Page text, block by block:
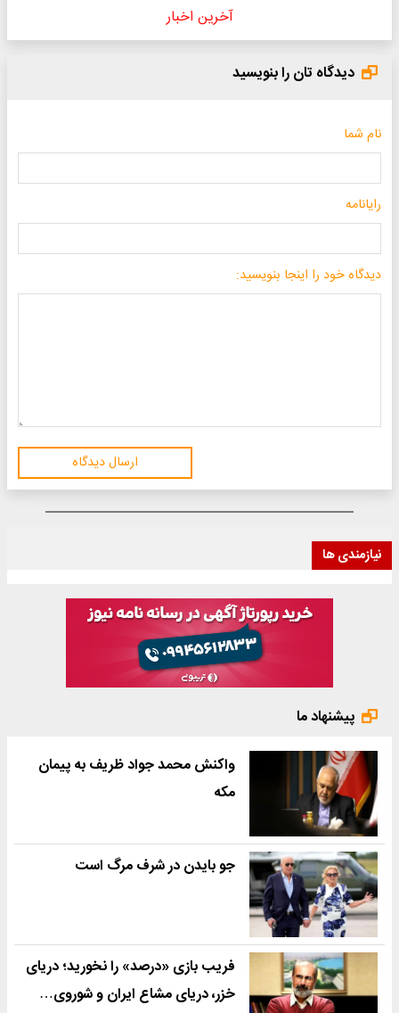
آخرین اخبار
دیدگاه تان را بنویسید
نام شما
رایانامه
دیدگاه خود را اینجا بنویسید:
ارسال دیدگاه
نیازمندی ها
پیشنهاد ما
واکنش محمد جواد ظریف به پیمان
مکه
جو بایدن در شرف مرگ است
فریب بازی «درصد» را نخورید؛ دریای
خزر، دریای مشاع ایران و شوروی…